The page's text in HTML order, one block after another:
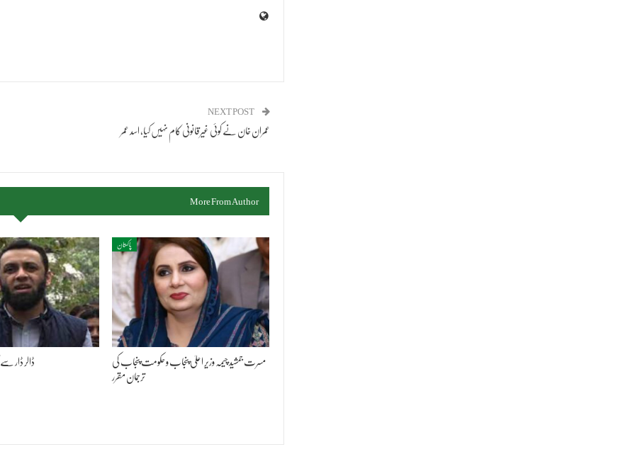
NEXT POST
عمران خان نے کوئی غیرقانونی کام نہیں کیا، اسد عمر
More From Author
ڈالر ڈار
پاکستان
مسرت جمشید چیمہ وزیر اعلیٰ پنجاب و حکومت پنجاب کی
ترجمان مقرر